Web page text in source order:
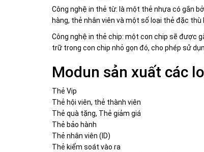
Công nghệ in thẻ từ: là một thẻ nhựa có gắn
hàng, thẻ nhân viên và một số loại thẻ đặc thù
Công nghệ in thẻ chip: một con chip sẽ được
trữ trong con chip nhỏ gọn đó, cho phép sử
Modun sản xuất các
Thẻ Vip
Thẻ hội viên, thẻ thành viên
Thẻ quà tặng, Thẻ giảm giá
Thẻ bảo hành
Thẻ nhân viên (ID)
Thẻ kiểm soát vào ra